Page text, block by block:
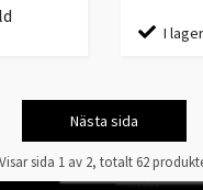
I lager
Nästa sida
Visar sida 1 av 2, totalt 62